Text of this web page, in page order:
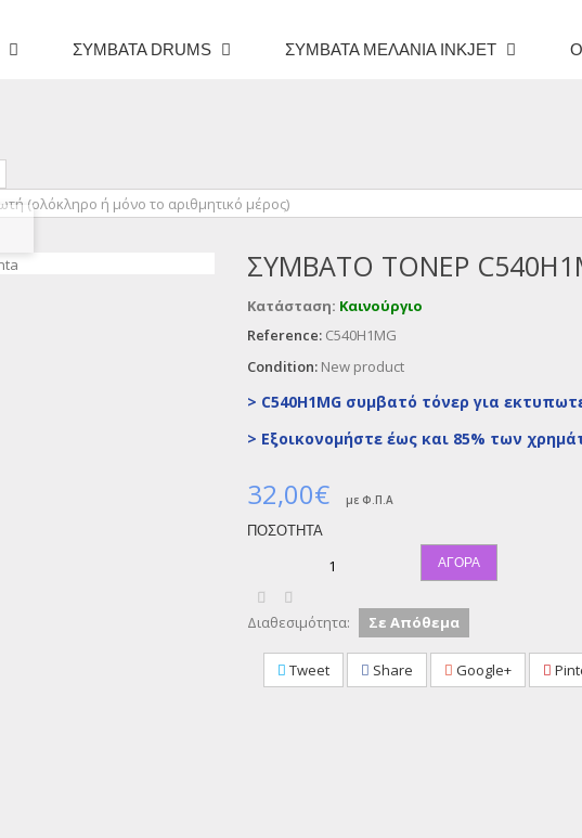
ΣΥΜΒΑΤΆ DRUMS ΣΥΜΒΑΤΆ ΜΕΛΆΝΙΑ INKJET
ΣΥΜΒΑΤΌ ΤΌΝΕΡ
Κατάσταση: Καινούργιο
Reference: C540H1MG
Condition: New product
> C540H1MG συμβατό τόνερ για
> Εξοικονομήστε έως και 85% των
32,00€ με Φ.Π.Α
ΠΟΣΌΤΗΤΑ
ΑΓΟΡΆ
Διαθεσιμότητα: Σε Απόθεμα
Tweet Share Google+